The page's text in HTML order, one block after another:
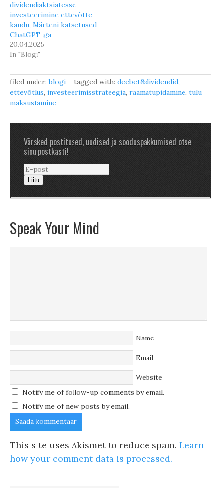
dividendiaktsiatesse
investeerimine ettevõtte
kaudu, Märteni katsetused
ChatGPT-ga
20.04.2025
In "Blogi"
filed under:blogi tagged with: deebet&dividendid,
ettevõtlus, investeerimisstrateegia, raamatupidamine, tulu
maksustamine
Värsked postitused, uudised ja sooduspakkumised otse
sinu postkasti!
Liitu
Speak Your Mind
Name
Email
Website
Notify me of follow-up comments by email.
Notify me of new posts by email.
This site uses Akismet to reduce spam. Learn
how your comment data is processed.